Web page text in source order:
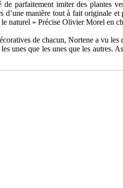
parfaitement imiter des plantes
d’une manière tout à fait originale
naturel » Précise Olivier Morel en
de chacun, Nortene a vu
unes que les unes que les autres.